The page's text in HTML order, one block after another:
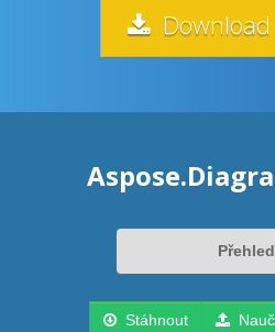
Přehled
Stáhnout